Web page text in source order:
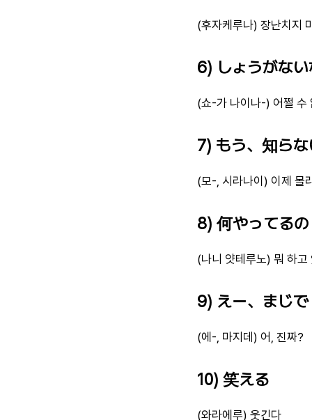
(후자케루나) 장난치지
6) しょうがない
(쇼-가 나이나-) 어쩔 수
7) もう、知らな
(모-, 시라나이) 이제 몰
8) 何やってるの
(나니 얏테루노) 뭐 하고
9) えー、まじで
(에-, 마지데) 어, 진짜?
10) 笑える
(와라에루) 웃긴다